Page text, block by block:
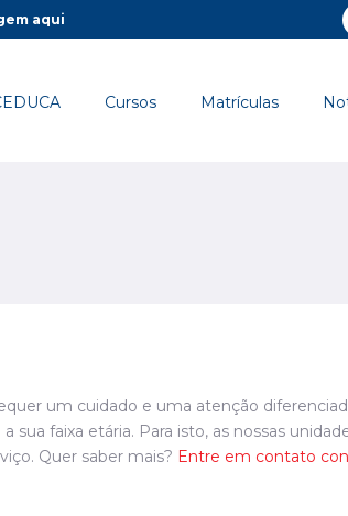
aqui
Cursos Matrículas
um cuidado e uma atenção
faixa etária. Para isto, as nossas
Quer saber mais? Entre em contato